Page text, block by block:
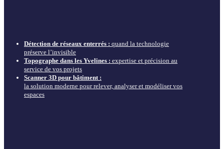
Détection de réseaux enterrés : quand la technologie
préserve l’invisible
Topographe dans les Yvelines : expertise et précision au
service de vos projets
Scanner 3D pour bâtiment :
la solution moderne pour relever, analyser et modéliser vos
espaces